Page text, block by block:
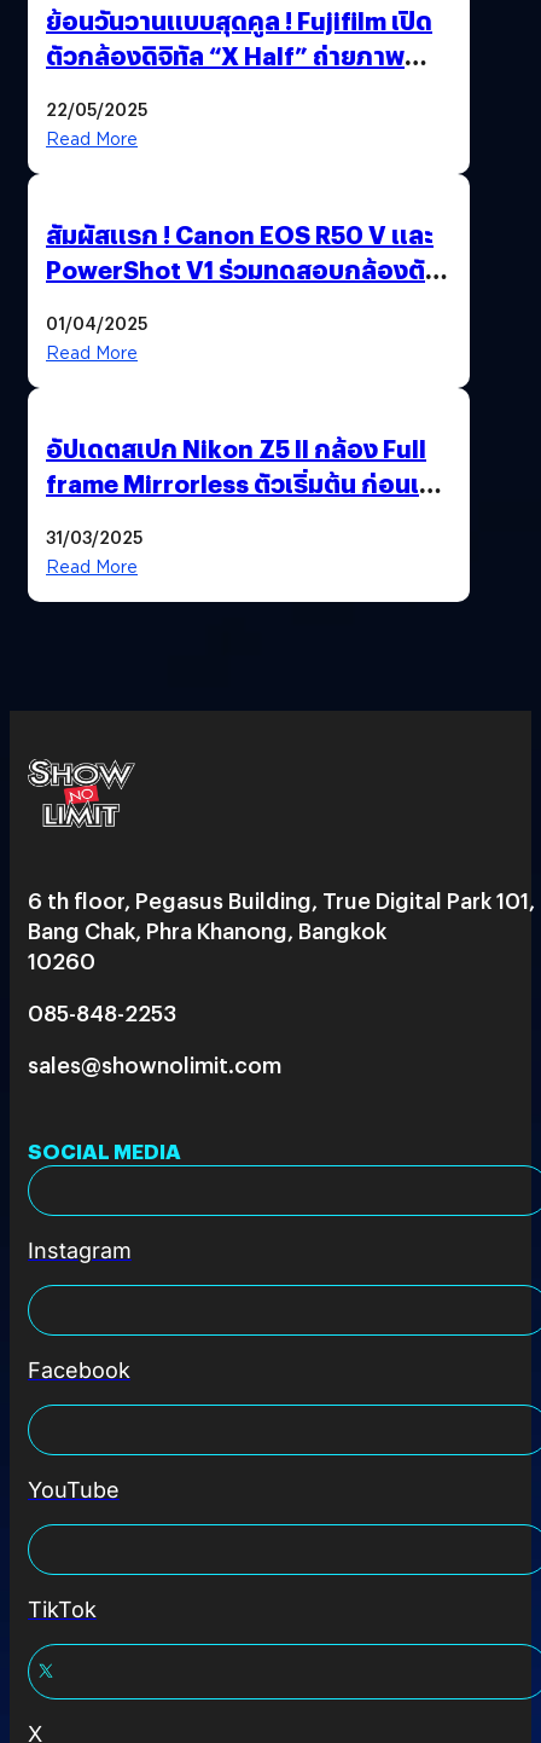
ย้อนวันวานแบบสุดคูล ! Fujifilm เปิด
ตัวกล้องดิจิทัล “X Half” ถ่ายภาพ
22/05/2025
Read More
สัมผัสแรก ! Canon EOS R50 V และ
PowerShot V1 ร่วมทดสอบกล้องตัว
01/04/2025
Read More
อัปเดตสเปก Nikon Z5 II กล้อง Full
frame Mirrorless ตัวเริ่มต้น ก่อนเปิด
31/03/2025
Read More
6 th floor, Pegasus Building, True Digital Park 101,
Bang Chak, Phra Khanong, Bangkok
10260
085-848-2253
sales@shownolimit.com
SOCIAL MEDIA
Instagram
Facebook
YouTube
TikTok
X